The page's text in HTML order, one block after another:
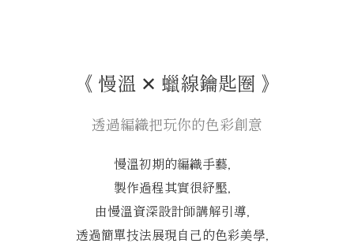
《 慢溫 ✕ 蠟線鑰匙圈 》
透過編織把玩你的色彩創意
慢溫初期的編織手藝，
製作過程其實很紓壓，
由慢溫資深設計師講解引導，
透過簡單技法展現自己的色彩美學，